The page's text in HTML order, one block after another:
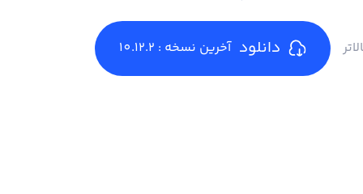
دانلود آخرین نسخه : 10.12.2